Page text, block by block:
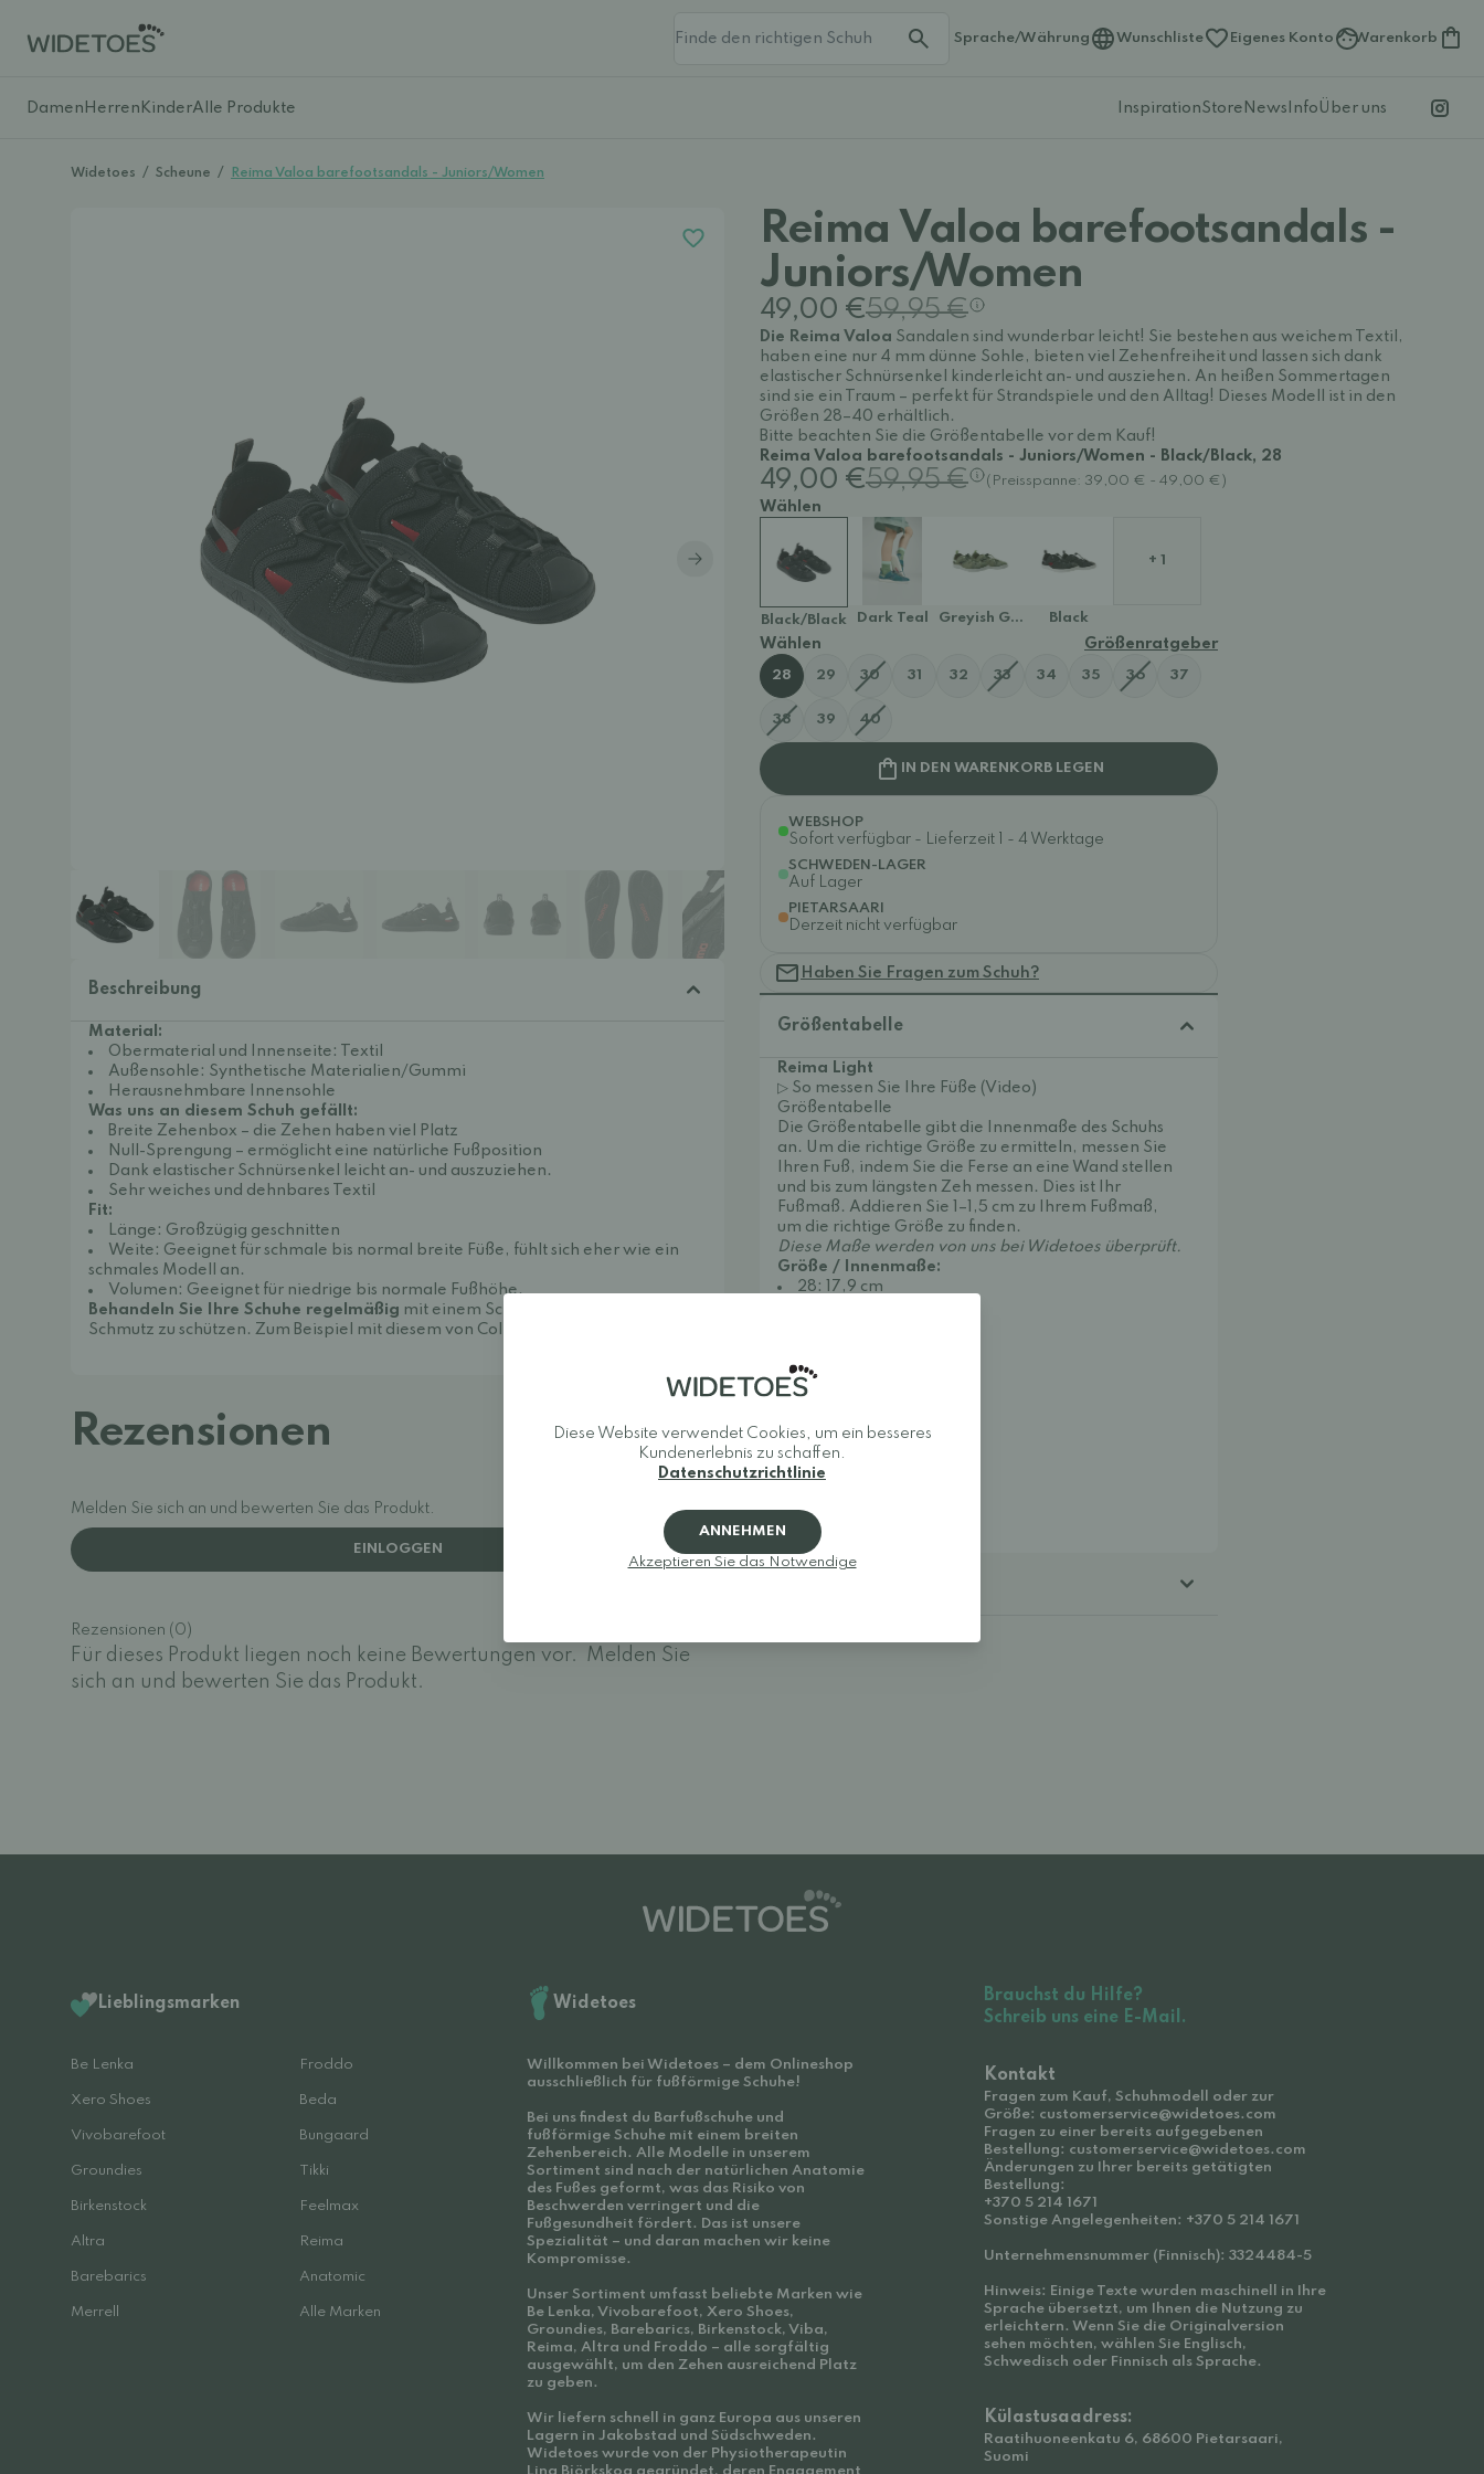
Sprache/Währung Wunschliste Eigenes Konto Warenkorb
Damen Herren KinderAlle Produkte InspirationStore News Info Über uns
Widetoes / Scheune / Reima Valoa barefootsandals - Juniors/Women
Beschreibung
Material:
Obermaterial und Innenseite: Textil
Außensohle: Synthetische Materialien/Gummi
Herausnehmbare Innensohle
Was uns an diesem Schuh gefällt:
Breite Zehenbox – die Zehen haben viel Platz
Null-Sprengung – ermöglicht eine natürliche Fußposition
Dank elastischer Schnürsenkel leicht an- und auszuziehen.
Sehr weiches und dehnbares Textil
Fit:
Länge: Großzügig geschnitten
Weite: Geeignet für schmale bis normal breite Füße, fühlt sich eher wie ein
schmales Modell an.
Volumen: Geeignet für niedrige bis normale Fußhöhe.
Behandeln Sie Ihre Schuhe regelmäßig mit einem Schutzspray, um sie vor
Schmutz zu schützen. Zum Beispiel mit diesem von Collonil.
Rezensionen
Melden Sie sich an und bewerten Sie das Produkt.
EINLOGGEN
Rezensionen (0)
Für dieses Produkt liegen noch keine Bewertungen vor.
Melden Sie
sich an und bewerten Sie das Produkt.
Reima Valoa barefootsandals -
Juniors/Women
49,00 €59,95 €
Die Reima Valoa Sandalen sind wunderbar leicht! Sie bestehen aus weichem Textil,
haben eine nur 4 mm dünne Sohle, bieten viel Zehenfreiheit und lassen sich dank
elastischer Schnürsenkel kinderleicht an- und ausziehen. An heißen Sommertagen
sind sie ein Traum – perfekt für Strandspiele und den Alltag! Dieses Modell ist in den
Größen 28–40 erhältlich.
Bitte beachten Sie die Größentabelle vor dem Kauf!
Reima Valoa barefootsandals - Juniors/Women - Black/Black, 28
49,00 €59,95 € (Preisspanne: 39,00 € - 49,00 €)
Wählen
Black/Black Dark Teal Greyish Green Black
+ 1
Wählen Größenratgeber
28 29 30 31 32 33 34 35 36 37
38 39 40
IN DEN WARENKORB LEGEN
WEBSHOP
Sofort verfügbar - Lieferzeit 1 - 4 Werktage
SCHWEDEN-LAGER
Auf Lager
PIETARSAARI
Derzeit nicht verfügbar
Haben Sie Fragen zum Schuh?
Größentabelle
Reima Light
▷ So messen Sie Ihre Füße (Video)
Größentabelle
Die Größentabelle gibt die Innenmaße des Schuhs
an. Um die richtige Größe zu ermitteln, messen Sie
Ihren Fuß, indem Sie die Ferse an eine Wand stellen
und bis zum längsten Zeh messen. Dies ist Ihr
Fußmaß. Addieren Sie 1–1,5 cm zu Ihrem Fußmaß,
um die richtige Größe zu finden.
Diese Maße werden von uns bei Widetoes überprüft.
Größe / Innenmaße:
28: 17,9 cm
32: 20,5 cm
33: 21,1 cm
35: 22,5 cm
36: 23,2 cm
37: 23,8 cm
40: 25,7 cm
Lieblingsmarken
Be Lenka Froddo
Xero Shoes Beda
Vivobarefoot Bungaard
Groundies Tikki
Birkenstock Feelmax
Altra Reima
Barebarics Anatomic
Merrell Alle Marken
Widetoes
Willkommen bei Widetoes – dem Onlineshop
ausschließlich für fußförmige Schuhe!
Bei uns findest du Barfußschuhe und
fußförmige Schuhe mit einem breiten
Zehenbereich. Alle Modelle in unserem
Sortiment sind nach der natürlichen Anatomie
des Fußes geformt, was das Risiko von
Beschwerden verringert und die
Fußgesundheit fördert. Das ist unsere
Spezialität – und daran machen wir keine
Kompromisse.
Unser Sortiment umfasst beliebte Marken wie
Be Lenka, Vivobarefoot, Xero Shoes,
Groundies, Barebarics, Birkenstock, Viba,
Reima, Altra und Froddo – alle sorgfältig
ausgewählt, um den Zehen ausreichend Platz
zu geben.
Wir liefern schnell in ganz Europa aus unseren
Lagern in Jakobstad und Südschweden.
Widetoes wurde von der Physiotherapeutin
Brauchst du Hilfe?
Schreib uns eine E-Mail.
Kontakt
Fragen zum Kauf, Schuhmodell oder zur
Größe: customerservice@widetoes.com
Fragen zu einer bereits aufgegebenen
Bestellung: customerservice@widetoes.com
Änderungen zu Ihrer bereits getätigten
Bestellung:
+370 5 214 1671
Sonstige Angelegenheiten: +370 5 214 1671
Unternehmensnummer (Finnisch): 3324484-5
Hinweis: Einige Texte wurden maschinell in Ihre
Sprache übersetzt, um Ihnen die Nutzung zu
erleichtern. Wenn Sie die Originalversion
sehen möchten, wählen Sie Englisch,
Schwedisch oder Finnisch als Sprache.
Külastusaadress:
Raatihuoneenkatu 6, 68600 Pietarsaari,
Suomi
Diese Website verwendet Cookies, um ein besseres
Kundenerlebnis zu schaffen.
Datenschutzrichtlinie
ANNEHMEN
Akzeptieren Sie das Notwendige